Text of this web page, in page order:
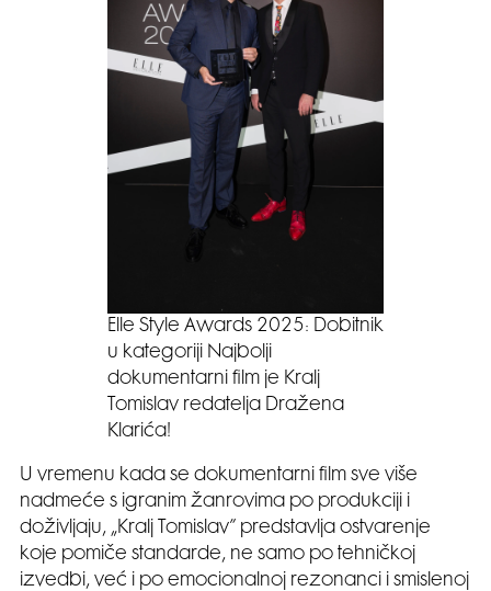
Elle Style Awards 2025: Dobitnik
u kategoriji Najbolji
dokumentarni film je Kralj
Tomislav redatelja Dražena
Klarića!
U vremenu kada se dokumentarni film sve više
nadmeće s igranim žanrovima po produkciji i
doživljaju, „Kralj Tomislav” predstavlja ostvarenje
koje pomiče standarde, ne samo po tehničkoj
izvedbi, već i po emocionalnoj rezonanci i smislenoj